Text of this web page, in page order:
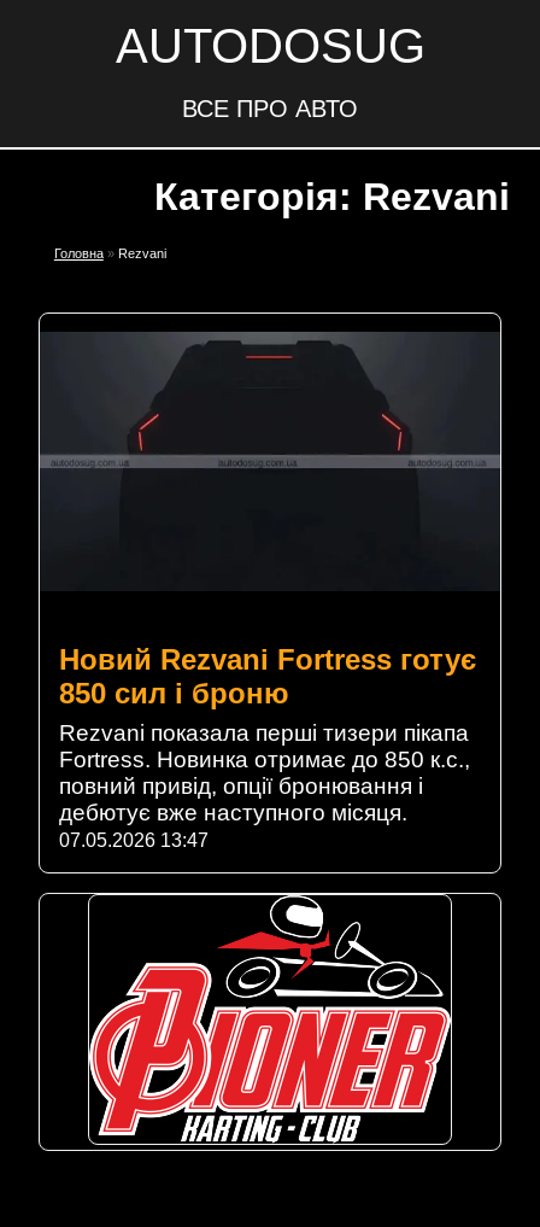
AUTODOSUG
ВСЕ ПРО АВТО
Категорія: Rezvani
Головна» Rezvani
Новий Rezvani Fortress готує
850 сил і броню
Rezvani показала перші тизери пікапа
Fortress. Новинка отримає до 850 к.с.,
повний привід, опції бронювання і
дебютує вже наступного місяця.
07.05.2026 13:47